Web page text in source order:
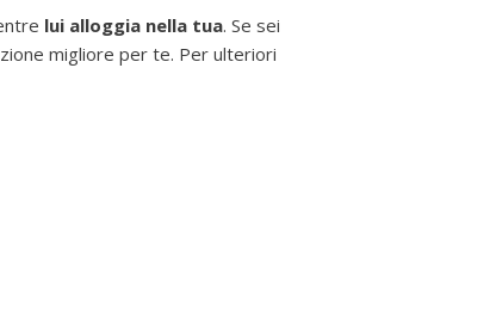
lui alloggia nella tua. Se sei
migliore per te. Per ulteriori